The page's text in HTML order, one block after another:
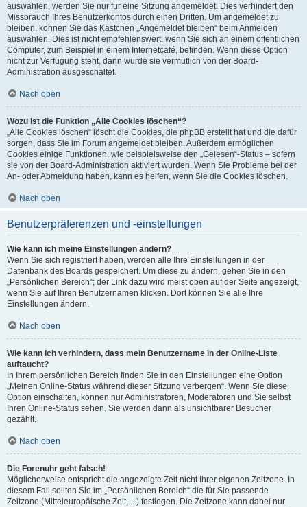
auswählen, werden Sie nur für eine Sitzung angemeldet. Dies verhindert den
Missbrauch Ihres Benutzerkontos durch einen Dritten. Um angemeldet zu
bleiben, können Sie das Kästchen „Angemeldet bleiben“ beim Anmelden
auswählen. Dies ist nicht empfehlenswert, wenn Sie sich an einem öffentlichen
Computer, zum Beispiel in einem Internetcafé, befinden. Wenn diese Option
nicht zur Verfügung steht, dann wurde sie vermutlich von der Board-
Administration ausgeschaltet.
Nach oben
Wozu ist die Funktion „Alle Cookies löschen“?
„Alle Cookies löschen“ löscht die Cookies, die phpBB erstellt hat und die dafür
sorgen, dass Sie im Forum angemeldet bleiben. Außerdem ermöglichen
Cookies einige Funktionen, wie beispielsweise den „Gelesen“-Status – sofern
sie von der Board-Administration aktiviert wurden. Wenn Sie Probleme bei der
An- oder Abmeldung haben, kann es helfen, wenn Sie die Cookies löschen.
Nach oben
Benutzerpräferenzen und -einstellungen
Wie kann ich meine Einstellungen ändern?
Wenn Sie sich registriert haben, werden alle Ihre Einstellungen in der
Datenbank des Boards gespeichert. Um diese zu ändern, gehen Sie in den
„Persönlichen Bereich“; der Link dazu wird meist oben auf der Seite angezeigt,
wenn Sie auf Ihren Benutzernamen klicken. Dort können Sie alle Ihre
Einstellungen ändern.
Nach oben
Wie kann ich verhindern, dass mein Benutzername in der Online-Liste
auftaucht?
In Ihrem persönlichen Bereich finden Sie in den Einstellungen eine Option
„Meinen Online-Status während dieser Sitzung verbergen“. Wenn Sie diese
Option einschalten, können nur Administratoren, Moderatoren und Sie selbst
Ihren Online-Status sehen. Sie werden dann als unsichtbarer Besucher
gezählt.
Nach oben
Die Forenuhr geht falsch!
Möglicherweise entspricht die angezeigte Zeit nicht Ihrer eigenen Zeitzone. In
diesem Fall sollten Sie im „Persönlichen Bereich“ die für Sie passende
Zeitzone (Mitteleuropäische Zeit, ...) festlegen. Die Zeitzone kann dabei nur